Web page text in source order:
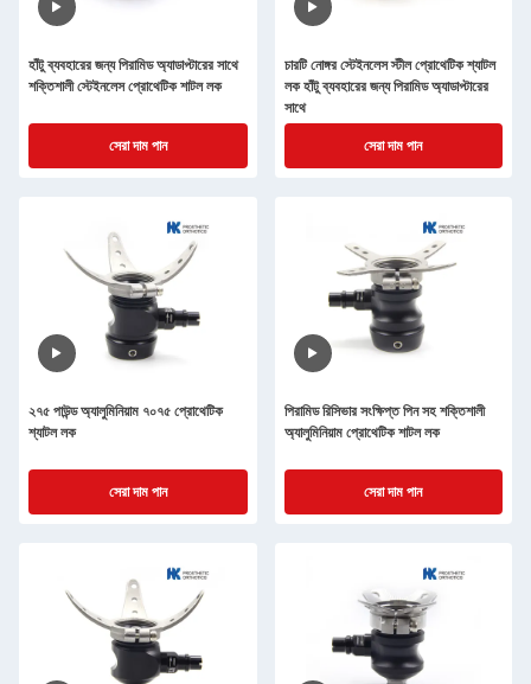
হাঁটু ব্যবহারের জন্য পিরামিড অ্যাডাপ্টারের সাথে
শক্তিশালী স্টেইনলেস প্রোথেটিক শাটল লক
সেরা দাম পান
চারটি নোঙ্গর স্টেইনলেস স্টীল প্রোথেটিক শ্যাটল
লক হাঁটু ব্যবহারের জন্য পিরামিড অ্যাডাপ্টারের
সাথে
সেরা দাম পান
২৭৫ পাউন্ড অ্যালুমিনিয়াম ৭০৭৫ প্রোথেটিক
শ্যাটল লক
সেরা দাম পান
পিরামিড রিসিভার সংক্ষিপ্ত পিন সহ শক্তিশালী
অ্যালুমিনিয়াম প্রোথেটিক শাটল লক
সেরা দাম পান